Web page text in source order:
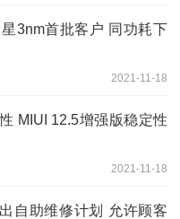
3nm首批客户 同功耗下
2021-11-18
MIUI 12.5增强版稳定性
2021-11-18
自助维修计划 允许顾客